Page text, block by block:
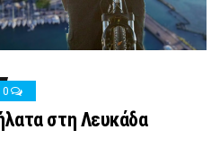
0
στη Λευκάδα